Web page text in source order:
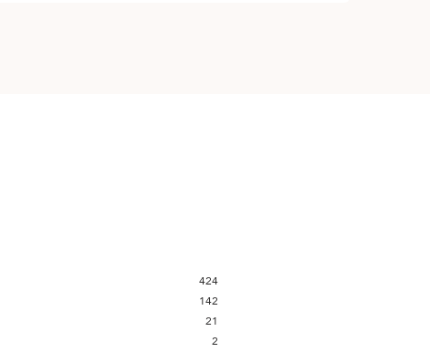
424
142
21
2